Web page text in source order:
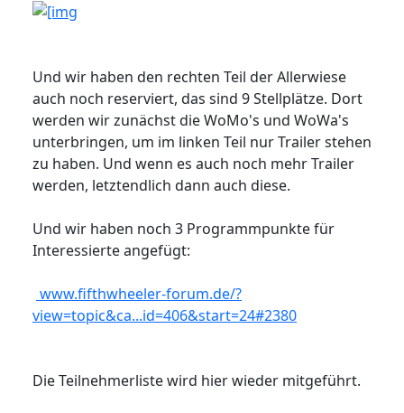
Und wir haben den rechten Teil der Allerwiese
auch noch reserviert, das sind 9 Stellplätze. Dort
werden wir zunächst die WoMo's und WoWa's
unterbringen, um im linken Teil nur Trailer stehen
zu haben. Und wenn es auch noch mehr Trailer
werden, letztendlich dann auch diese.
Und wir haben noch 3 Programmpunkte für
Interessierte angefügt:
www.fifthwheeler-forum.de/?
view=topic&ca...id=406&start=24#2380
Die Teilnehmerliste wird hier wieder mitgeführt.